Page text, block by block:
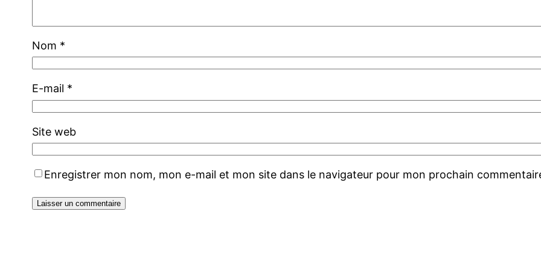
Nom *
E-mail *
Site web
Enregistrer mon nom, mon e-mail et mon site dans le navigateur pour mon prochain